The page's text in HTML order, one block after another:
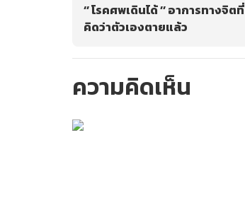
‘’ โรคศพเดินได้ ’’ อาการทางจิตที่
คิดว่าตัวเองตายแล้ว
ความคิดเห็น